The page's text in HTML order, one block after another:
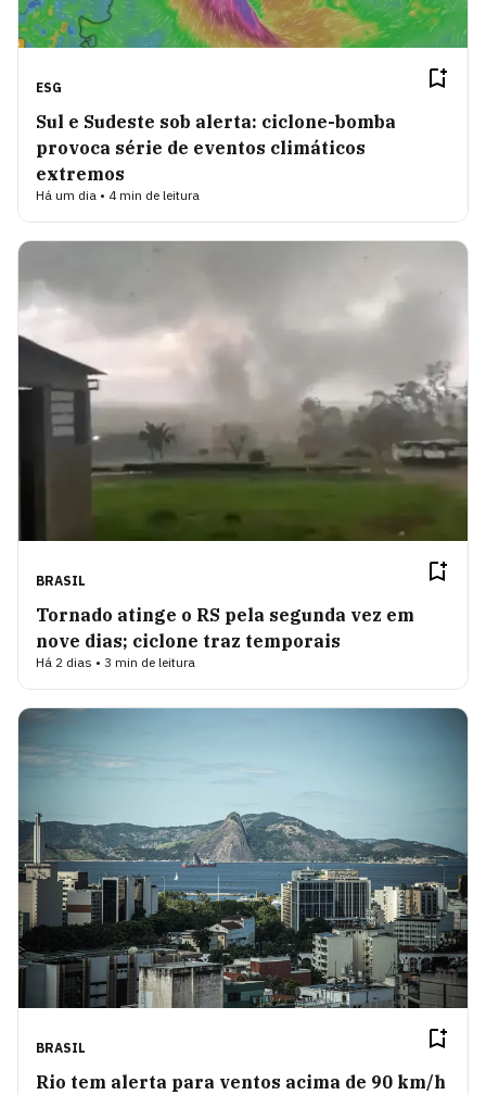
ESG
Sul e Sudeste sob alerta: ciclone-bomba
provoca série de eventos climáticos
extremos
Há um dia • 4 min de leitura
BRASIL
Tornado atinge o RS pela segunda vez em
nove dias; ciclone traz temporais
Há 2 dias • 3 min de leitura
BRASIL
Rio tem alerta para ventos acima de 90 km/h